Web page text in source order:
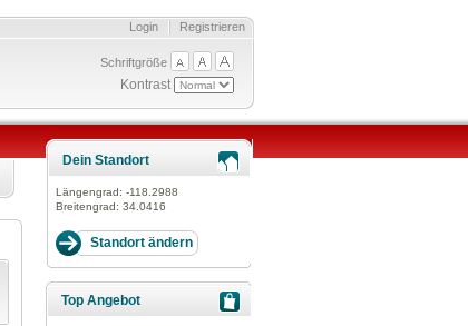
Registrieren
Login
Schriftgröße
Kontrast
Dein Standort
Längengrad: -118.2988
Breitengrad: 34.0416
Top Angebot